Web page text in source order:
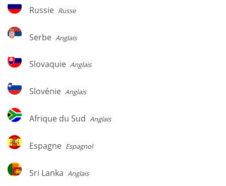
Russie
Russie Russe
Serbe
Serbe Anglais
Slovaquie
Slovaquie Anglais
Slovénie
Slovénie Anglais
Afrique
du
Afrique du Sud Anglais
Espagne
Espagne Espagnol
Sri
Lanka
Sri Lanka Anglais